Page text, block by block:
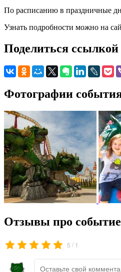
По расписанию в праздничные
Узнать подробности можно на
Поделиться ссылкой
Фотографии
Отзывы про
5 / 1